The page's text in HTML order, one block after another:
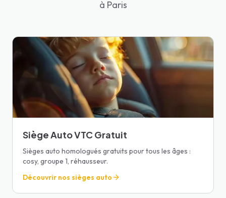
à Paris
Siège Auto VTC Gratuit
Sièges auto homologués gratuits pour tous les âges :
cosy, groupe 1, réhausseur.
Découvrir nos sièges auto